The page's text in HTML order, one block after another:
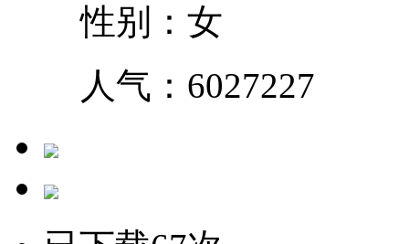
性别：女
人气： 6027227